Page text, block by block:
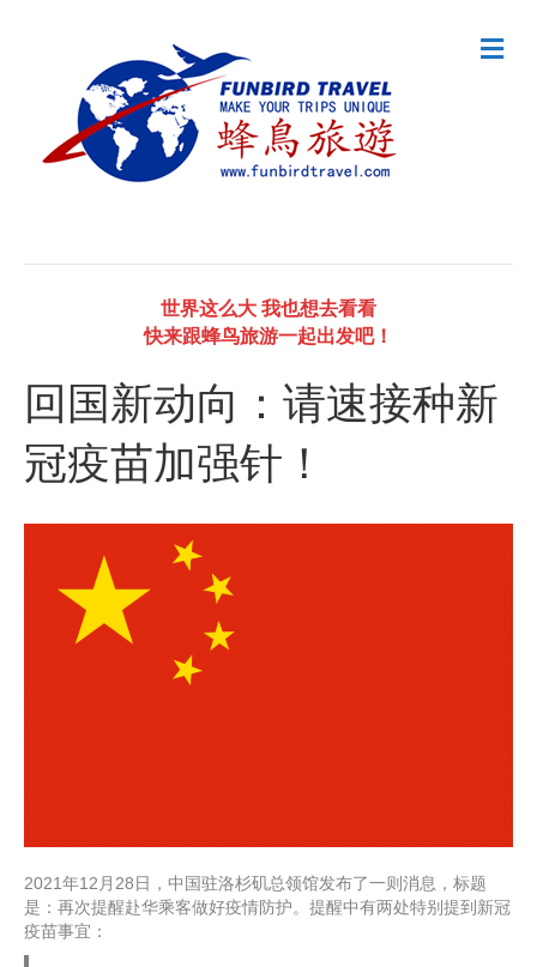
世界这么大 我也想去看看
快来跟蜂鸟旅游一起出发吧！
M
e
回国新动向：请速接种新
冠疫苗加强针！
2021年12月28日，中国驻洛杉矶总领馆发布了一则消息，标题
是：再次提醒赴华乘客做好疫情防护。提醒中有两处特别提到新冠
疫苗事宜：